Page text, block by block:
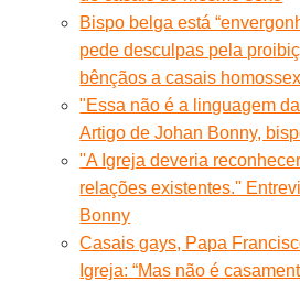
Bispo belga está
pede desculpas pela
bênçãos a casais
"Essa não é a linguagem
Artigo de Johan Bonny,
''A Igreja deveria
relações existentes.''
Bonny
Casais gays, Papa
Igreja: “Mas não é